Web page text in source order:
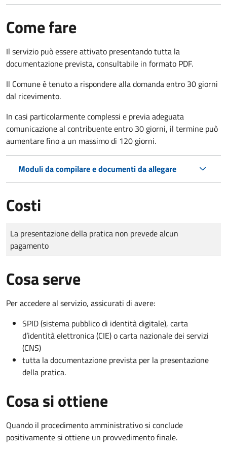
Come fare
Il servizio può essere attivato presentando tutta la
documentazione prevista, consultabile in formato PDF.
Il Comune è tenuto a rispondere alla domanda entro 30 giorni
dal ricevimento.
In casi particolarmente complessi e previa adeguata
comunicazione al contribuente entro 30 giorni, il termine può
aumentare fino a un massimo di 120 giorni.
Moduli da compilare e documenti da allegare
Costi
Tipo di pagamento
Importo
La presentazione della pratica non prevede alcun
pagamento
Cosa serve
Per accedere al servizio, assicurati di avere:
SPID (sistema pubblico di identità digitale), carta
d’identità elettronica (CIE) o carta nazionale dei servizi
(CNS)
tutta la documentazione prevista per la presentazione
della pratica.
Cosa si ottiene
Quando il procedimento amministrativo si conclude
positivamente si ottiene un provvedimento finale.